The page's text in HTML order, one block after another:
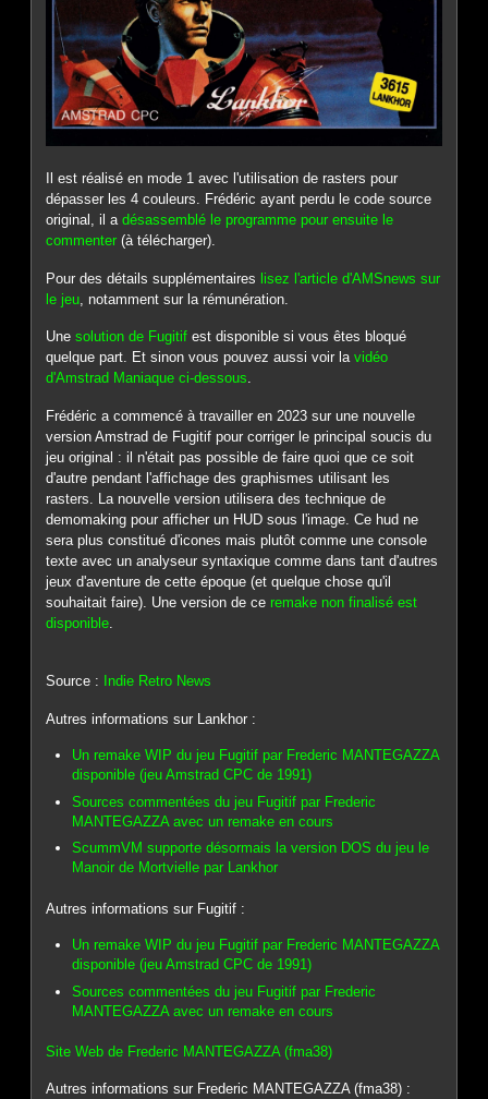
Il est réalisé en mode 1 avec l'utilisation de rasters pour
dépasser les 4 couleurs. Frédéric ayant perdu le code source
original, il adésassemblé le programme pour ensuite le
commenter (à télécharger).
Pour des détails supplémentaires lisez l'article d'AMSnews sur
le jeu , notamment sur la rémunération.
Unesolution de Fugitif est disponible si vous êtes bloqué
quelque part. Et sinon vous pouvez aussi voir lavidéo
d'Amstrad Maniaque ci-dessous.
Frédéric a commencé à travailler en 2023 sur une nouvelle
version Amstrad de Fugitif pour corriger le principal soucis du
jeu original : il n'était pas possible de faire quoi que ce soit
d'autre pendant l'affichage des graphismes utilisant les
rasters. La nouvelle version utilisera des technique de
demomaking pour afficher un HUD sous l'image. Ce hud ne
sera plus constitué d'icones mais plutôt comme une console
texte avec un analyseur syntaxique comme dans tant d'autres
jeux d'aventure de cette époque (et quelque chose qu'il
souhaitait faire). Une version de ceremake non finalisé est
disponible
Source : Indie Retro News
Autres informations sur Lankhor :
Un remake WIP du jeu Fugitif par Frederic MANTEGAZZA
disponible (jeu Amstrad CPC de 1991)
Sources commentées du jeu Fugitif par Frederic
MANTEGAZZA avec un remake en cours
ScummVM supporte désormais la version DOS du jeu le
Manoir de Mortvielle par Lankhor
Autres informations sur Fugitif :
Un remake WIP du jeu Fugitif par Frederic MANTEGAZZA
disponible (jeu Amstrad CPC de 1991)
Sources commentées du jeu Fugitif par Frederic
MANTEGAZZA avec un remake en cours
Site Web de Frederic MANTEGAZZA (fma38)
Autres informations sur Frederic MANTEGAZZA (fma38) :